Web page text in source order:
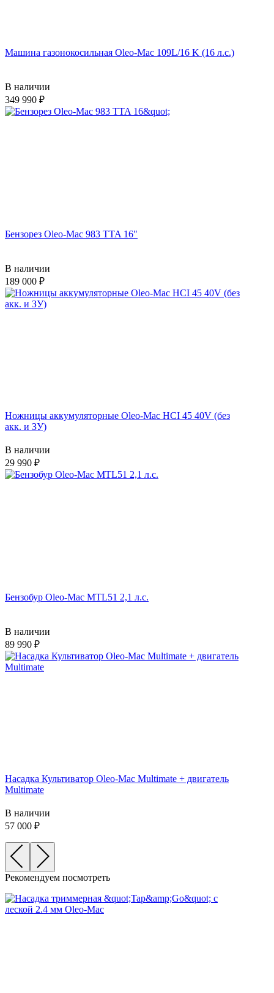
Машина газонокосильная Oleo-Mac 109L/16 K (16 л.с.)
В наличии
349 990
Бензорез Oleo-Mac 983 TTA 16"
В наличии
189 000
Ножницы аккумуляторные Oleo-Mac HCI 45 40V (без
акк. и ЗУ)
В наличии
29 990
Бензобур Oleo-Mac MTL51 2,1 л.с.
В наличии
89 990
Насадка Культиватор Oleo-Mac Multimate + двигатель
Multimate
В наличии
57 000
Рекомендуем посмотреть